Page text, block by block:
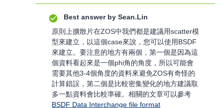
Best answer by Sean.Lin
原則上擴散片在ZOS中我們都是建議用scatter模
型來建立，以這個case來說，您可以使用BSDF
來建立。要注意的地方有兩個，第一個是因為這
個資料看起來是一個phi角的角度，所以可能會
需要其他3-4個角度的資料來避免ZOS有奇怪的
計算錯誤，第二個是比較密集變化的地方建議取
多一點資料會比較準確。相關的文章可以參考
BSDF Data Interchange file format